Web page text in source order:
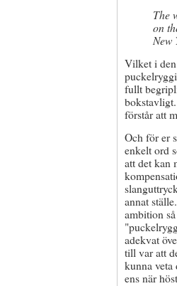
The
on
New
Vilket i
fullt
förstår att
Och för er
enkelt ord
att det kan
annat
ambition
adekvat
till var att
kunna veta
ens när